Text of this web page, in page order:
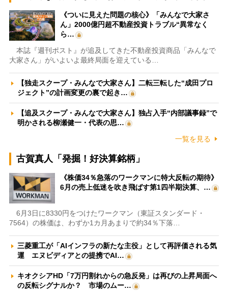
《ついに見えた問題の核心》「みんなで大家さ
ん」2000億円超不動産投資トラブル“異常なく
ら…
本誌『週刊ポスト』が追及してきた不動産投資商品「みんなで
大家さん」がいよいよ最終局面を迎えている…
【独走スクープ・みんなで大家さん】二転三転した“成田プロ
ジェクト”の計画変更の裏で起き…
【追及スクープ・みんなで大家さん】独占入手“内部議事録”で
明かされる柳瀬健一・代表の思…
一覧を見る
古賀真人「発掘！好決算銘柄」
《株価34％急落のワークマンに特大反転の期待》
6月の売上低迷を吹き飛ばす第1四半期決算、…
6月3日に8330円をつけたワークマン（東証スタンダード・
7564）の株価は、わずか1カ月あまりで約34％下落…
三菱重工が「AIインフラの新たな主役」として再評価される気
運 エヌビディアとの提携でAI…
キオクシアHD「7万円割れからの急反発」は再びの上昇局面へ
の反転シグナルか？ 市場のムー…